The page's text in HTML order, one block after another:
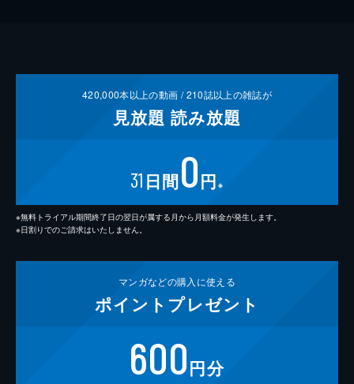
420,000本以上の動画 /210誌以上の雑誌が
見放題 読み放題
31 日間0円 ※
※無料トライアル期間終了日の翌日が属する月から月額料金が発生します。
※日割りでのご請求はいたしません。
マンガなどの購入に使える
ポイント プレゼント
600円分